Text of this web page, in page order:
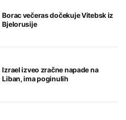
Borac večeras dočekuje Vitebsk iz
Bjelorusije
Izrael izveo zračne napade na
Liban, ima poginulih